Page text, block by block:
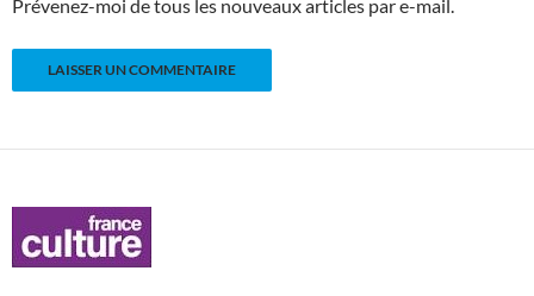
Prévenez-moi de tous les nouveaux articles par e-mail.